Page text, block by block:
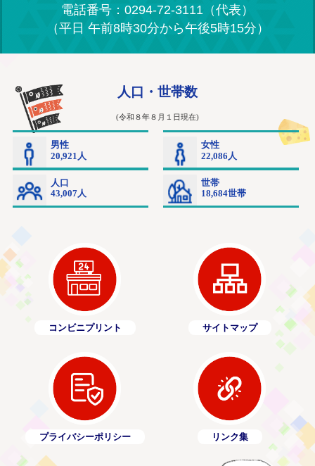
電話番号：0294-72-3111（代表）
（平日 午前8時30分から午後5時15分）
コンビニプリント サイトマップ
プライバシーポリシー リンク集